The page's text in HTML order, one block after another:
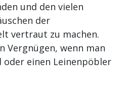
und den vielen
der
vertraut zu machen.
Vergnügen, wenn man
einen Leinenpöbler